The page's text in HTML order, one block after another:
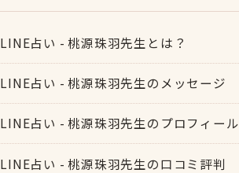
LINE占い - 桃源珠羽先生とは？
LINE占い - 桃源珠羽先生のメッセージ
LINE占い - 桃源珠羽先生のプロフィール
LINE占い - 桃源珠羽先生の口コミ評判